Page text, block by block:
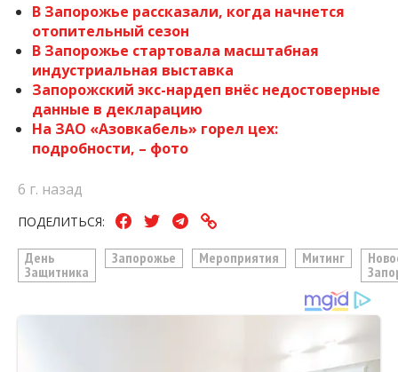
В Запорожье рассказали, когда начнется
отопительный сезон
В Запорожье стартовала масштабная
индустриальная выставка
Запорожский экс-нардеп внёс недостоверные
данные в декларацию
На ЗАО «Азовкабель» горел цех:
подробности, – фото
6 г. назад
ПОДЕЛИТЬСЯ:
День
Защитника
Запорожье Мероприятия Митинг